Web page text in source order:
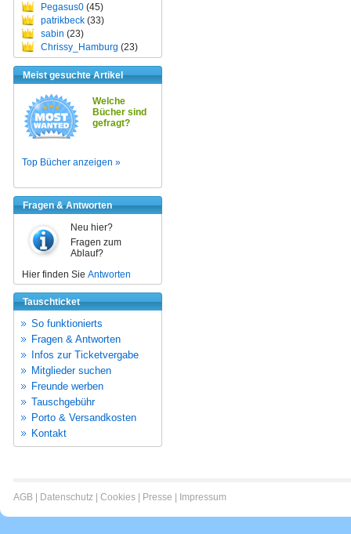
Pegasus0 (45)
patrikbeck (33)
sabin (23)
Chrissy_Hamburg (23)
Meist gesuchte Artikel
Welche
Bücher sind
gefragt?
Top Bücher anzeigen »
Fragen & Antworten
Neu hier?
Fragen zum
Ablauf?
Hier finden Sie Antworten
Tauschticket
So funktionierts
Fragen & Antworten
Infos zur Ticketvergabe
Mitglieder suchen
Freunde werben
Tauschgebühr
Porto & Versandkosten
Kontakt
AGB | Datenschutz | Cookies | Presse | Impressum